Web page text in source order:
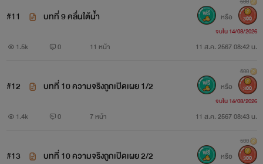
#11 บทที่ 9 คลื่นใต้น้ำ
1.5k 0 11 หน้า 11 ส.ค. 2567 08:42 น.
หรือ 300
จบใน 14/08/2026
#12 บทที่ 10 ความจริงถูกเปิดเผย 1/2
1.4k 0 7 หน้า 11 ส.ค. 2567 08:43 น.
500
หรือ 300
จบใน 14/08/2026
#13 บทที่ 10 ความจริงถูกเปิดเผย 2/2
500
หรือ 300